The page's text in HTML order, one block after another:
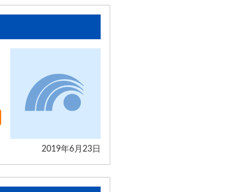
2019年6月23日